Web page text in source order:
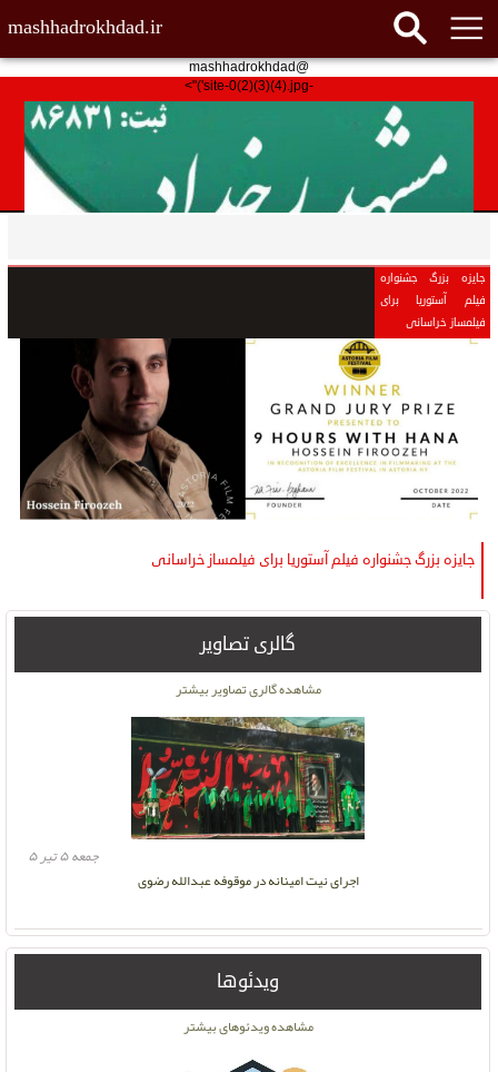
@mashhadrokhdad
mashhadrokhdad.ir
-site-0(2)(3)(4).jpg')">
جایزه بزرگ جشنواره فیلم آستوریا برای فیلمساز خراسانی
جایزه بزرگ جشنواره
فیلم آستوریا برای
فیلمساز خراسانی
گالری تصاویر
اجرای نیت امینانه در موقوفه عبدالله رضوی
جمعه ۵ تیر ۵
مشاهده گالری تصاویر بیشتر
ویدئوها
مشاهده ویدئوهای بیشتر